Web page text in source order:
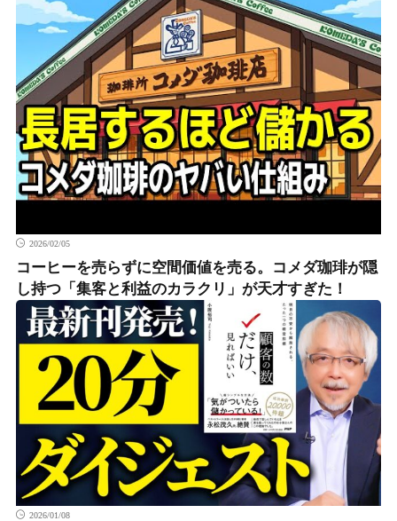
2026/02/05
コーヒーを売らずに空間価値を売る。コメダ珈琲が隠
し持つ「集客と利益のカラクリ」が天才すぎた！
2026/01/08